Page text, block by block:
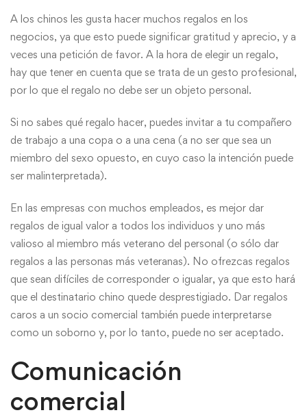
A los chinos les gusta hacer muchos regalos en los
negocios, ya que esto puede significar gratitud y aprecio, y a
veces una petición de favor. A la hora de elegir un regalo,
hay que tener en cuenta que se trata de un gesto profesional,
por lo que el regalo no debe ser un objeto personal.
Si no sabes qué regalo hacer, puedes invitar a tu compañero
de trabajo a una copa o a una cena (a no ser que sea un
miembro del sexo opuesto, en cuyo caso la intención puede
ser malinterpretada).
En las empresas con muchos empleados, es mejor dar
regalos de igual valor a todos los individuos y uno más
valioso al miembro más veterano del personal (o sólo dar
regalos a las personas más veteranas). No ofrezcas regalos
que sean difíciles de corresponder o igualar, ya que esto hará
que el destinatario chino quede desprestigiado. Dar regalos
caros a un socio comercial también puede interpretarse
como un soborno y, por lo tanto, puede no ser aceptado.
Comunicación
comercial